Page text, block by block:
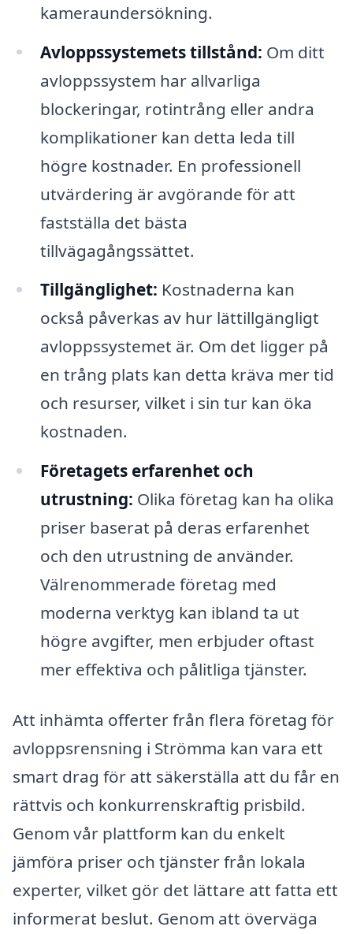
kameraundersökning.
Avloppssystemets tillstånd: Om ditt
avloppssystem har allvarliga
blockeringar, rotintrång eller andra
komplikationer kan detta leda till
högre kostnader. En professionell
utvärdering är avgörande för att
fastställa det bästa
tillvägagångssättet.
Tillgänglighet: Kostnaderna kan
också påverkas av hur lättillgängligt
avloppssystemet är. Om det ligger på
en trång plats kan detta kräva mer tid
och resurser, vilket i sin tur kan öka
kostnaden.
Företagets erfarenhet och
utrustning: Olika företag kan ha olika
priser baserat på deras erfarenhet
och den utrustning de använder.
Välrenommerade företag med
moderna verktyg kan ibland ta ut
högre avgifter, men erbjuder oftast
mer effektiva och pålitliga tjänster.
Att inhämta offerter från flera företag för
avloppsrensning i Strömma kan vara ett
smart drag för att säkerställa att du får en
rättvis och konkurrenskraftig prisbild.
Genom vår plattform kan du enkelt
jämföra priser och tjänster från lokala
experter, vilket gör det lättare att fatta ett
informerat beslut. Genom att överväga